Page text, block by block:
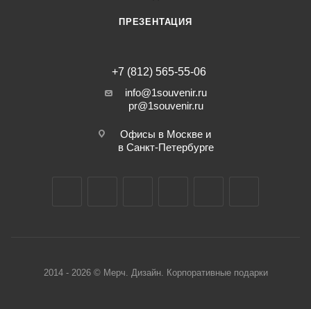
ПРЕЗЕНТАЦИЯ
+7 (812) 565-55-06
info@1souvenir.ru
pr@1souvenir.ru
Офисы в Москве и
в Санкт-Петербурге
2014 - 2026 © Мерч. Дизайн. Корпоративные подарки